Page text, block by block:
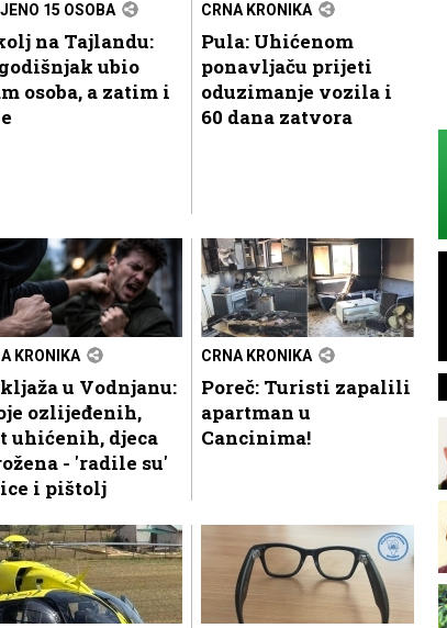
15 OSOBA
na Tajlandu:
ubio
osoba, a zatim i
CRNA KRONIKA
Pula: Uhićenom
ponavljaču prijeti
oduzimanje vozila i
60 dana zatvora
KRONIKA
u Vodnjanu:
ozlijeđenih,
uhićenih, djeca
- 'radile su'
i pištolj
CRNA KRONIKA
Poreč: Turisti zapalili
apartman u
Cancinima!